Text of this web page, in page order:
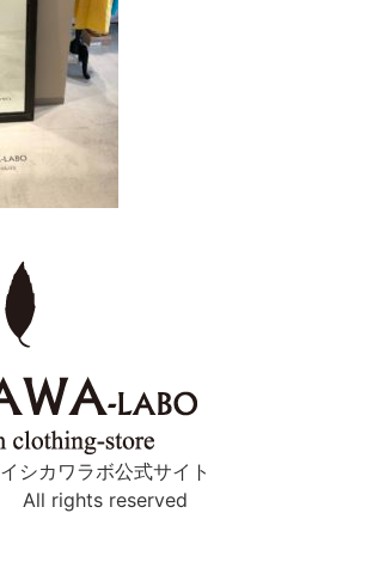
イシカワラボ公式サイト
All rights reserved